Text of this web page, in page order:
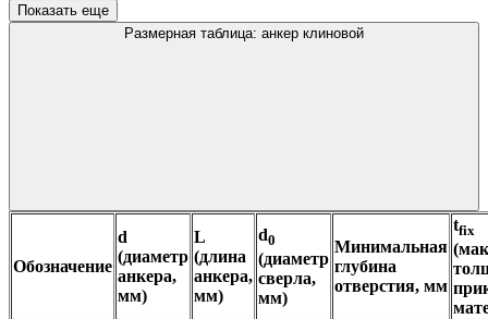
Показать еще
Размерная таблица: анкер клиновой
Обозначение
d
(диаметр
анкера,
мм)
L
(длина
анкера,
мм)
d0
(диаметр
сверла,
мм)
Минимальная
глубина
отверстия, мм
tfix